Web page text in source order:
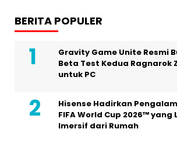
BERITA POPULER
Gravity Game Unite Resmi
Beta Test Kedua Ragnarok
untuk PC
Hisense Hadirkan
FIFA World Cup 2026™ yang
Imersif dari Rumah